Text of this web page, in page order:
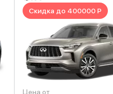
вариант.
Скидка до 400000 Р
Цена от